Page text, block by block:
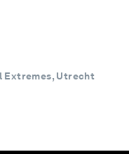
Extremes, Utrecht